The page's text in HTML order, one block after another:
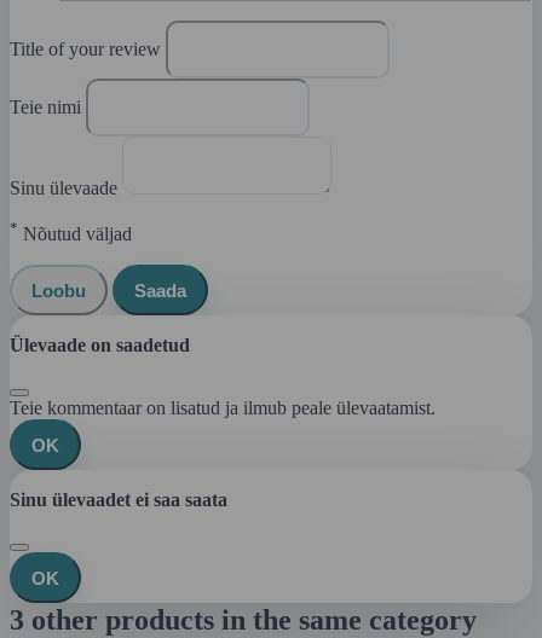
Title of your review
Teie nimi
Sinu ülevaade
* Nõutud väljad
Loobu Saada
Ülevaade on saadetud
Teie kommentaar on lisatud ja ilmub peale ülevaatamist.
OK
Sinu ülevaadet ei saa saata
OK
3 other products in the same category